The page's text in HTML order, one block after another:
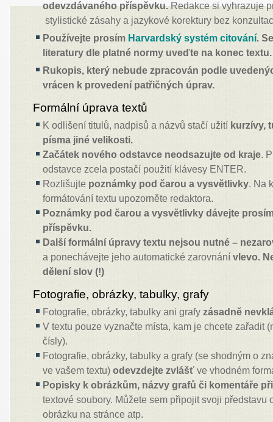
odevzdávaného příspěvku.Redakce si vyhrazuje
stylistické zásahy a jazykové korektury bez
Používejte prosím Harvardský systém citování.
literatury dle platné normy uveďte na konec textu.
Rukopis, který nebude zpracován podle
vrácen k provedení patřičných úprav.
Formální úprava textů
K odlišení titulů, nadpisů a názvů stačí užití kurzívy,
písma jiné velikosti.
Začátek nového odstavce neodsazujte od kraje.
odstavce zcela postačí použití klávesy ENTER.
Rozlišujte poznámky pod čarou a vysvětlivky. Na
formátování textu upozorněte redaktora.
Poznámky pod čarou a vysvětlivky dávejte
příspěvku.
Další formální úpravy textu nejsou nutné –
a ponechávejte jeho automatické zarovnánívlevo.
dělení slov (!)
Fotografie, obrázky, tabulky, grafy
Fotografie, obrázky, tabulky ani grafyzásadně
V textu pouze vyznačte místa, kam je chcete zařadit
čísly).
Fotografie, obrázky, tabulky a grafy (se shodným o
ve vašem textu)odevzdejte zvlášť ve vhodném
Popisky k obrázkům, názvy grafů či komentáře
textové soubory. Můžete sem připojit svoji představu
obrázku na stránce atp.